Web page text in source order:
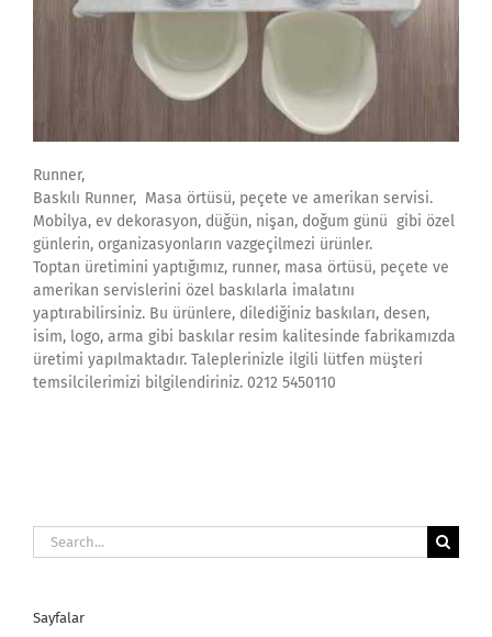
Runner,
Baskılı Runner, Masa örtüsü, peçete ve amerikan servisi.
Mobilya, ev dekorasyon, düğün, nişan, doğum günü gibi özel
günlerin, organizasyonların vazgeçilmezi ürünler.
Toptan üretimini yaptığımız, runner, masa örtüsü, peçete ve
amerikan servislerini özel baskılarla imalatını
yaptırabilirsiniz. Bu ürünlere, dilediğiniz baskıları, desen,
isim, logo, arma gibi baskılar resim kalitesinde fabrikamızda
üretimi yapılmaktadır. Taleplerinizle ilgili lütfen müşteri
temsilcilerimizi bilgilendiriniz. 0212 5450110
Search
for:
Sayfalar